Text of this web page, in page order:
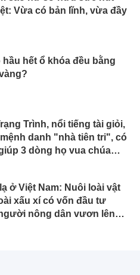
Vừa có bản lĩnh, vừa đầy
hầu hết ổ khóa đều bằng
Trình, nổi tiếng tài giỏi,
danh "nhà tiên tri", có
3 dòng họ vua chúa
ở Việt Nam: Nuôi loài vật
xấu xí có vốn đầu tư
nông dân vươn lên